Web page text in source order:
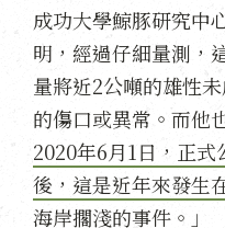
成功大學鯨豚研究中
明，經過仔細量測，
量將近2公噸的雄性
的傷口或異常。而他
2020年6月1日，正
後，這是近年來發生
海岸擱淺的事件。 」